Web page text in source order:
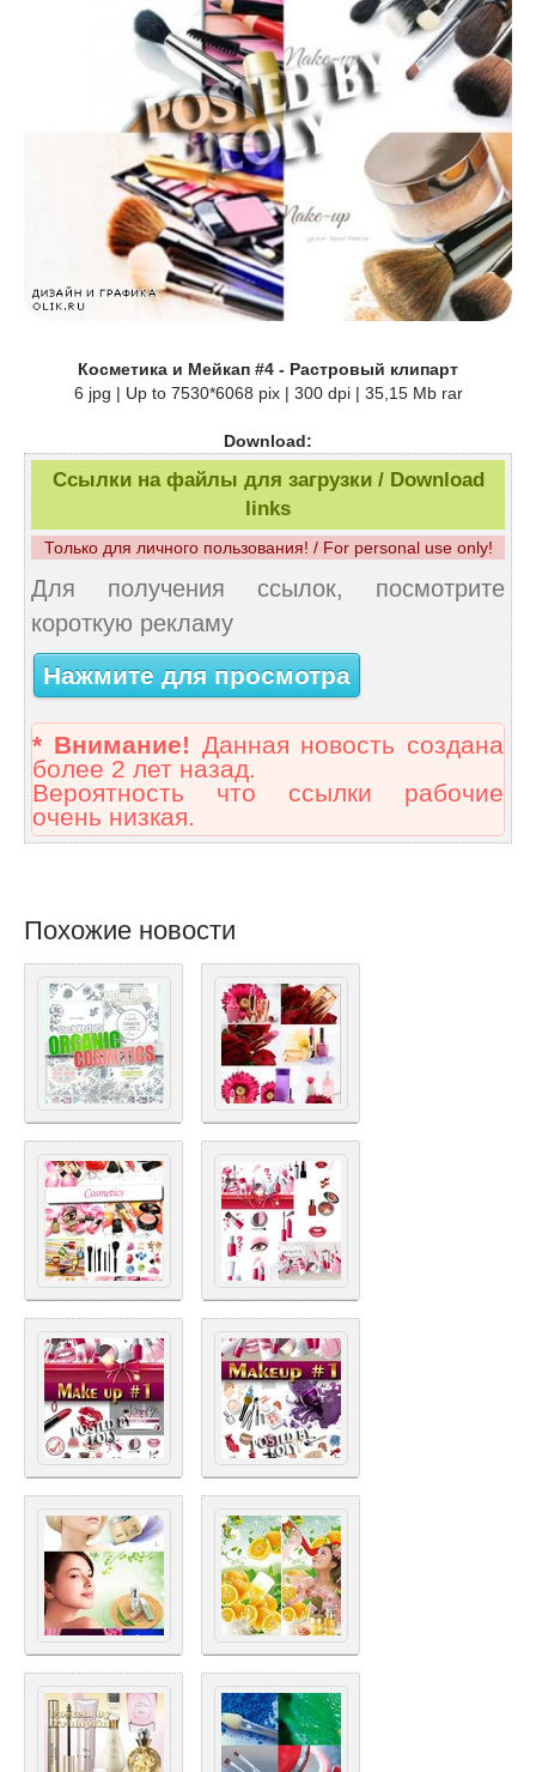
Косметика и Мейкап #4 - Растровый клипарт
6 jpg | Up to 7530*6068 pix | 300 dpi | 35,15 Mb rar
Download:
Ссылки на файлы для загрузки / Download
links
Только для личного пользования! / For personal use only!
Для получения ссылок, посмотрите
короткую рекламу
Нажмите для просмотра
* Внимание! Данная новость создана
более 2 лет назад.
Вероятность что ссылки рабочие
очень низкая.
Похожие новости